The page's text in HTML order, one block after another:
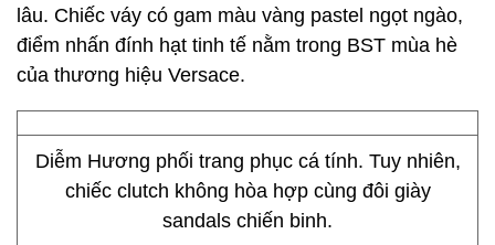
lâu. Chiếc váy có gam màu vàng pastel ngọt ngào,
điểm nhấn đính hạt tinh tế nằm trong BST mùa hè
của thương hiệu Versace.
Diễm Hương phối trang phục cá tính. Tuy nhiên,
chiếc clutch không hòa hợp cùng đôi giày
sandals chiến binh.